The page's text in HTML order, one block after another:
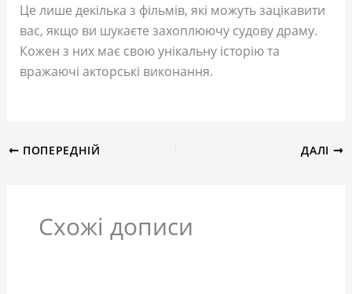
Це лише декілька з фільмів, які можуть зацікавити
вас, якщо ви шукаєте захоплюючу судову драму.
Кожен з них має свою унікальну історію та
вражаючі акторські виконання.
ПОПЕРЕДНІЙ ДАЛІ
Схожі дописи